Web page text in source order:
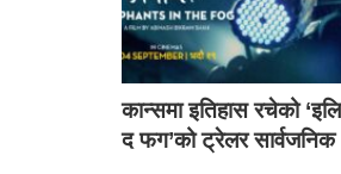
कान्समा इतिहास रचेको
द फग’को ट्रेलर सार्वजनिक